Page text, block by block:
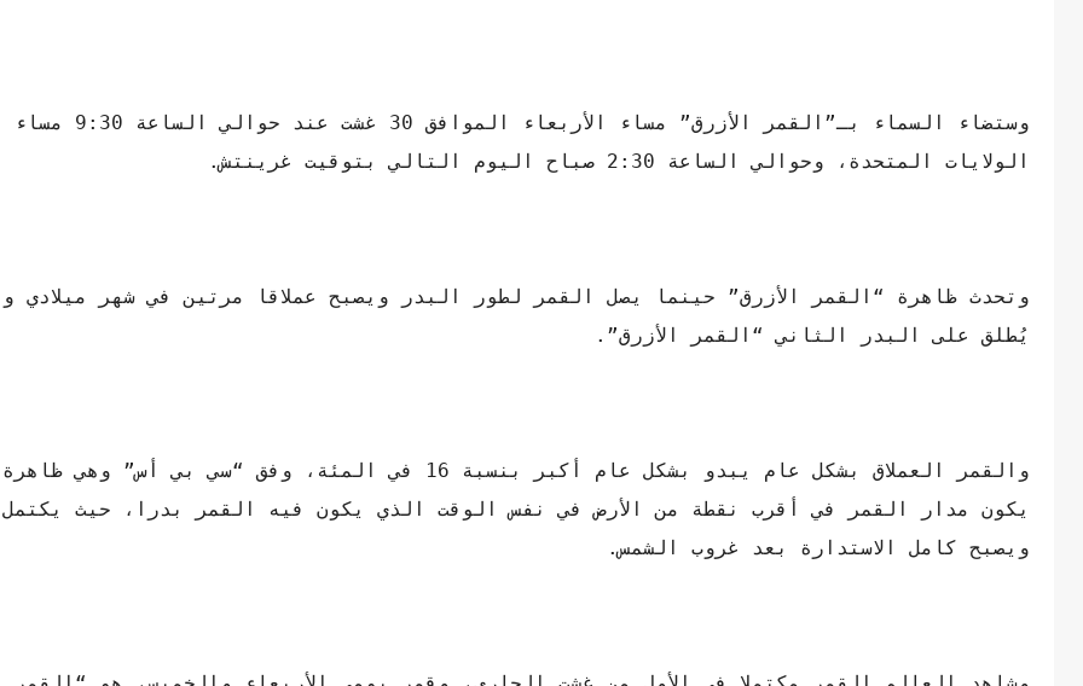
وستضاء السماء بـ”القمر
الولايات المتحدة، وحوالي الساعة 2:30 صباح اليوم التالي بتوقيت غرينتش.
وتحدث ظاهرة “القمر الأزرق” حينما يصل القمر لطور البدر ويصبح عملاقا مرتين في شهر ميلادي
يُطلق على البدر الثاني “القمر الأزرق”.
والقمر العملاق بشكل عام يبدو بشكل عام أكبر بنسبة 16 في المئة، وفق “سي بي
يكون مدار القمر في أقرب نقطة من الأرض في نفس الوقت الذي يكون فيه القمر بدرا، حيث يكتمل
ويصبح كامل الاستدارة بعد غروب الشمس.